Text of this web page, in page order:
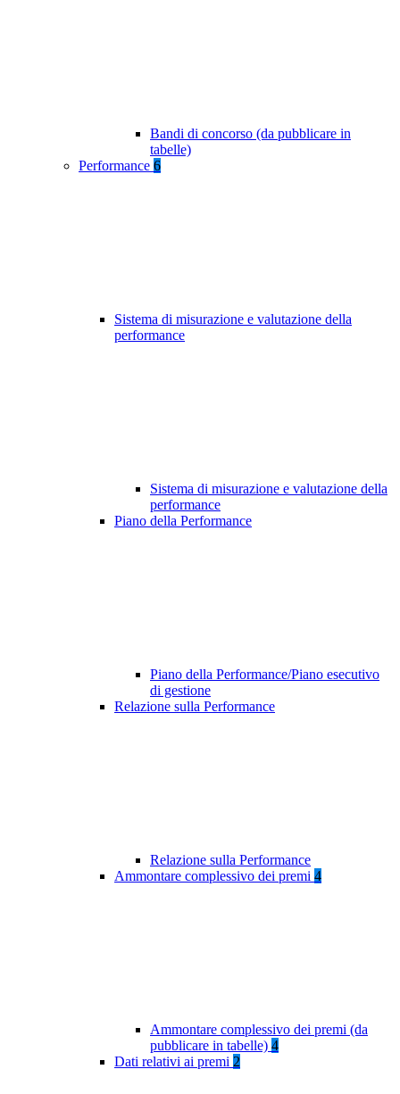
Bandi di concorso (da pubblicare in
tabelle)
Performance 6
Sistema di misurazione e valutazione della
performance
Sistema di misurazione e valutazione della
performance
Piano della Performance
Piano della Performance/Piano esecutivo
di gestione
Relazione sulla Performance
Relazione sulla Performance
Ammontare complessivo dei premi 4
Ammontare complessivo dei premi (da
pubblicare in tabelle) 4
Dati relativi ai premi 2